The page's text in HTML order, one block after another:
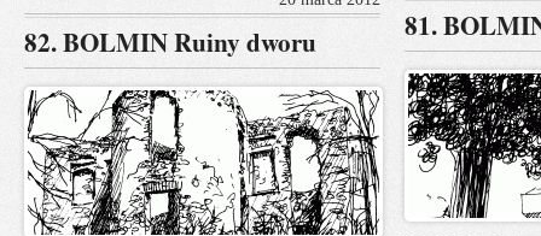
82. BOLMIN Ruiny dworu 81.